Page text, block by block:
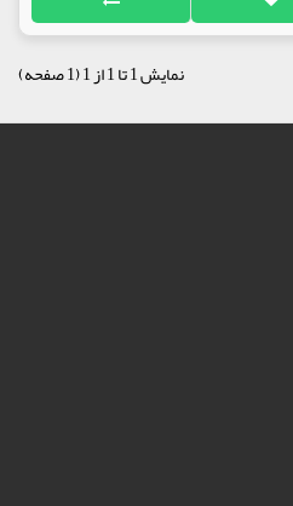
نمایش 1 تا 1 از 1 (1 صفحه)